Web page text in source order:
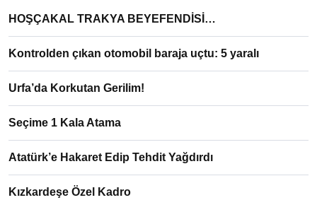
HOŞÇAKAL TRAKYA BEYEFENDİSİ…
Kontrolden çıkan otomobil baraja uçtu: 5 yaralı
Urfa’da Korkutan Gerilim!
Seçime 1 Kala Atama
Atatürk’e Hakaret Edip Tehdit Yağdırdı
Kızkardeşe Özel Kadro